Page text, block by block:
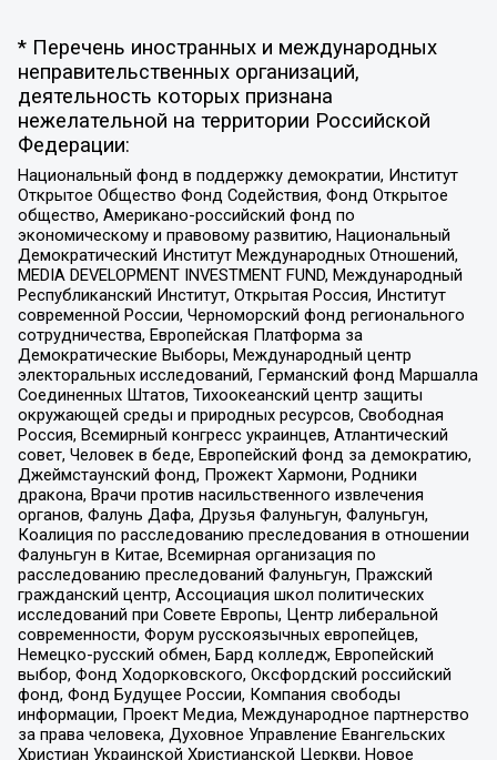
* Перечень иностранных и международных
неправительственных организаций,
деятельность которых признана
нежелательной на территории Российской
Федерации:
Национальный фонд в поддержку демократии, Институт
Открытое Общество Фонд Содействия, Фонд Открытое
общество, Американо-российский фонд по
экономическому и правовому развитию, Национальный
Демократический Институт Международных Отношений,
MEDIA DEVELOPMENT INVESTMENT FUND, Международный
Республиканский Институт, Открытая Россия, Институт
современной России, Черноморский фонд регионального
сотрудничества, Европейская Платформа за
Демократические Выборы, Международный центр
электоральных исследований, Германский фонд Маршалла
Соединенных Штатов, Тихоокеанский центр защиты
окружающей среды и природных ресурсов, Свободная
Россия, Всемирный конгресс украинцев, Атлантический
совет, Человек в беде, Европейский фонд за демократию,
Джеймстаунский фонд, Прожект Хармони, Родники
дракона, Врачи против насильственного извлечения
органов, Фалунь Дафа, Друзья Фалуньгун, Фалуньгун,
Коалиция по расследованию преследования в отношении
Фалуньгун в Китае, Всемирная организация по
расследованию преследований Фалуньгун, Пражский
гражданский центр, Ассоциация школ политических
исследований при Совете Европы, Центр либеральной
современности, Форум русскоязычных европейцев,
Немецко-русский обмен, Бард колледж, Европейский
выбор, Фонд Ходорковского, Оксфордский российский
фонд, Фонд Будущее России, Компания свободы
информации, Проект Медиа, Международное партнерство
за права человека, Духовное Управление Евангельских
Христиан Украинской Христианской Церкви, Новое